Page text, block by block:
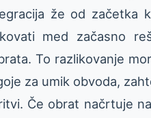
že od začetka
med začasno
To razlikovanje
za umik obvoda,
Če obrat načrtuje